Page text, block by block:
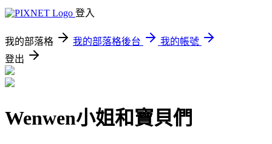
登入
我的部落格 我的部落格後台
我的帳號
登出
Wenwen小姐和寶貝們